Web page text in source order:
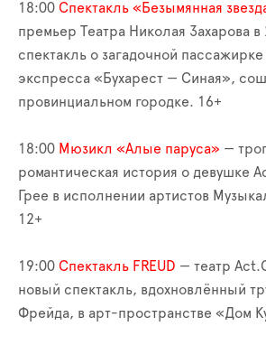
18:00 Спектакль «Безымянная
премьер Театра Николая Захарова в
спектакль о загадочной
экспресса «Бухарест — Синая»,
провинциальном городке. 16+
18:00 Мюзикл «Алые паруса» —
романтическая история о девушке
Грее в исполнении артистов
12+
19:00 Спектакль FREUD — театр
новый спектакль, вдохновлённый
Фрейда, в арт-пространстве «Дом